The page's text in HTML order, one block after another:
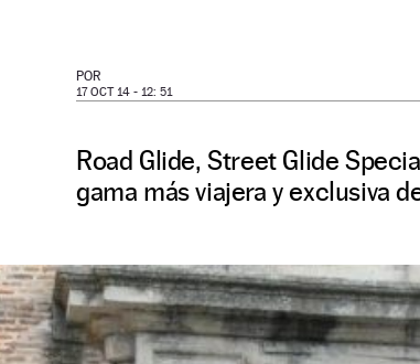
POR
17 OCT 14 - 12: 51
Road Glide, Street Glide
gama más viajera y exclusiva